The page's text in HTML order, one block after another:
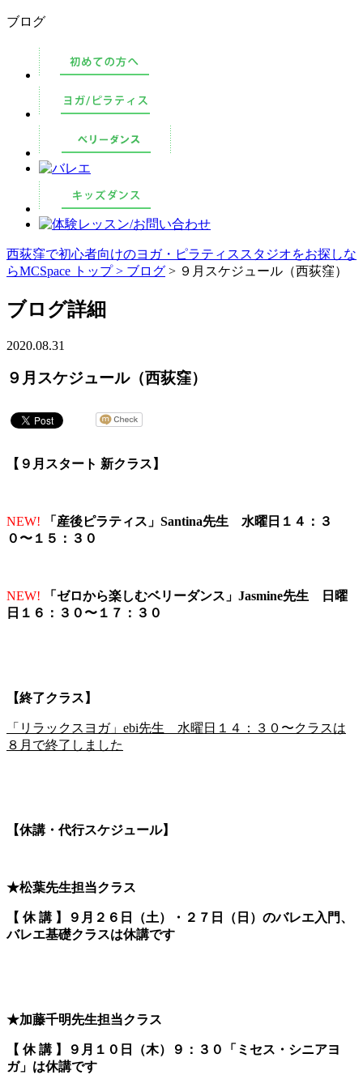
ブログ
西荻窪で初心者向けのヨガ・ピラティススタジオをお探しな
らMCSpace トップ > ブログ > ９月スケジュール（西荻窪）
ブログ詳細
2020.08.31
９月スケジュール（西荻窪）
【９月スタート 新クラス】
NEW!
「産後ピラティス」Santina先生 水曜日１４：３
０〜１５：３０
NEW!
「ゼロから楽しむベリーダンス」Jasmine先生 日曜
日１６：３０〜１７：３０
【終了クラス】
「リラックスヨガ」ebi先生 水曜日１４：３０〜クラスは
８月で終了しました
【休講・代行スケジュール】
★松葉先生担当クラス
【 休 講 】９ 月２６日（土）・２７日（日）のバレエ入門、
バレエ基礎クラスは休講です
★加藤千明先生担当クラス
【 休 講 】９月１０日（木）９：３０「ミセス・シニアヨ
ガ」は休講です